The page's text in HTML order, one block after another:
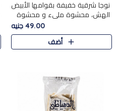
نوجا شرقية خفيفة بقوامها الأبيض
الهش، محشوة مليء و محشوة
بـكمية وفيرة من الفستق الفاخر
لتمنحك نكهة مكسرات غنية
وقرمشة مميزة في كل قطعة و
49.00 جنيه
أضف